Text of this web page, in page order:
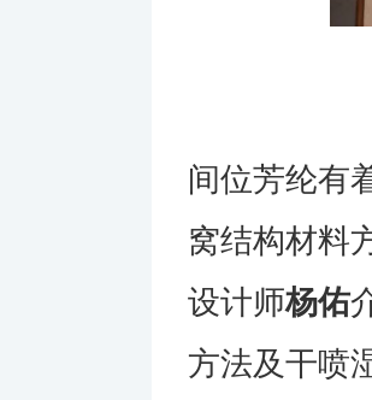
间位芳纶有
窝结构材料
设计师杨佑
方法及干喷